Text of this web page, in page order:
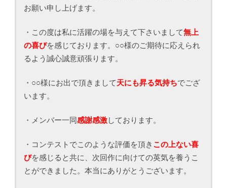
お願い申し上げます。
・この度は私に活躍の場を与えて下さいまして無上
の喜びを感じております。○○様のご期待に応えられ
るよう誠心誠意頑張ります。
・○○様にお出で頂きまして天にも昇る気持ちでござ
います。
・メンバー一同感謝感激しております。
・コンテストでこのような評価を頂き この上ない喜
びを感じると共に、次回作に向けての英気を養うこ
とができました。本当にありがとうございます。